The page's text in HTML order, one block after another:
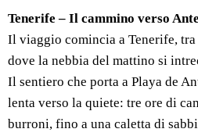
Tenerife – Il cammino verso
Il viaggio comincia a Tenerife,
dove la nebbia del mattino si
Il sentiero che porta a Playa de
lenta verso la quiete: tre ore di
burroni, fino a una caletta di